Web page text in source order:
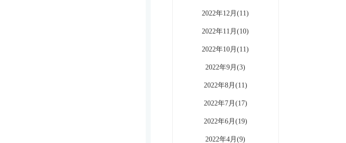
2022年12月(11)
2022年11月(10)
2022年10月(11)
2022年9月(3)
2022年8月(11)
2022年7月(17)
2022年6月(19)
2022年4月(9)